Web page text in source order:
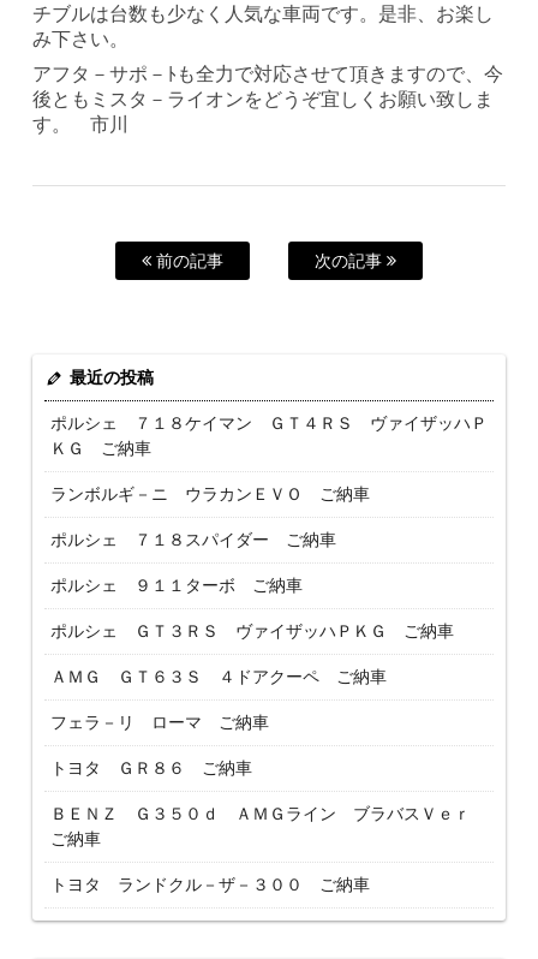
チブルは台数も少なく人気な車両です。是非、お楽し
み下さい。
アフタ－サポ－ﾄも全力で対応させて頂きますので、今
後ともミスタ－ライオンをどうぞ宜しくお願い致しま
す。 市川
前の記事 次の記事
最近の投稿
ポルシェ ７１８ケイマン ＧＴ４ＲＳ ヴァイザッハＰ
ＫＧ ご納車
ランボルギ－ニ ウラカンＥＶＯ ご納車
ポルシェ ７１８スパイダー ご納車
ポルシェ ９１１ターボ ご納車
ポルシェ ＧＴ３ＲＳ ヴァイザッハＰＫＧ ご納車
ＡＭＧ ＧＴ６３Ｓ ４ドアクーペ ご納車
フェラ－リ ローマ ご納車
トヨタ ＧＲ８６ ご納車
ＢＥＮＺ Ｇ３５０ｄ ＡＭＧライン ブラバスＶｅｒ
ご納車
トヨタ ランドクル－ザ－３００ ご納車